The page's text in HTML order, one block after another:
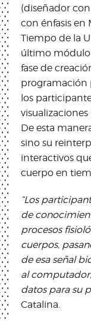
(diseñador
con énfasis en
Tiempo de la
último módulo
fase de
programación
los
De esta
sino su
interactivos
cuerpo en
“Los
de
procesos
cuerpos,
de esa señal
al
datos para su
Catalina.